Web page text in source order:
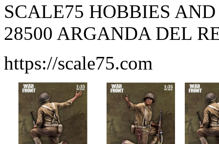
SCALE75 HOBBIES
28500 ARGANDA DEL
https://scale75.com